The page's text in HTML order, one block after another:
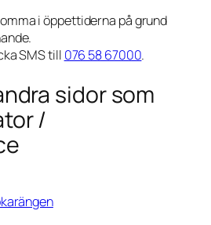
i öppettiderna på grund
SMS till 076 58 67000.
sidor som
/